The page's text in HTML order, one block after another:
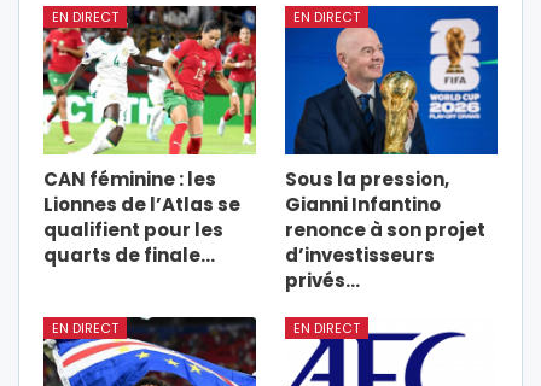
EN DIRECT
CAN féminine : les
Lionnes de l’Atlas se
qualifient pour les
quarts de finale…
EN DIRECT
Sous la pression,
Gianni Infantino
renonce à son projet
d’investisseurs
privés…
EN DIRECT EN DIRECT